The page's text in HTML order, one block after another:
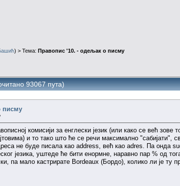
) > Тема: Правопис '10. - одељак о писму
93067 пута)
писму
комисији за енглески језик (или како се већ
и то тако што ће се речи максимално "сабијати",
не буде писала као address, већ као adres. Па онда
језика, уштеде ће бити енормне, наравно пар % од
па мало кастрирате Bordeaux (Бордо), колико ли је ту